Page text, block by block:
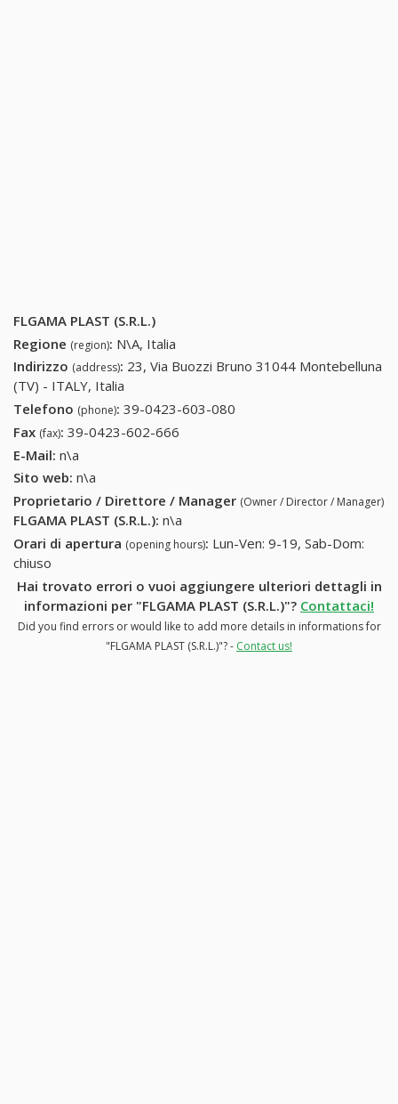
FLGAMA PLAST (S.R.L.)
Regione (region): N\A, Italia
Indirizzo (address): 23, Via Buozzi Bruno 31044 Montebelluna
(TV) - ITALY, Italia
Telefono (phone): 39-0423-603-080
Fax (fax): 39-0423-602-666
E-Mail: n\a
Sito web: n\a
Proprietario / Direttore / Manager (Owner / Director / Manager)
FLGAMA PLAST (S.R.L.): n\a
Orari di apertura (opening hours): Lun-Ven: 9-19, Sab-Dom:
chiuso
Hai trovato errori o vuoi aggiungere ulteriori dettagli in
informazioni per "FLGAMA PLAST (S.R.L.)"? Contattaci!
Did you find errors or would like to add more details in informations for
"FLGAMA PLAST (S.R.L.)"? - Contact us!